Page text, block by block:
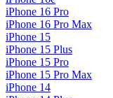
iPhone 16 Pro
iPhone 16 Pro Max
iPhone 15
iPhone 15 Plus
iPhone 15 Pro
iPhone 15 Pro Max
iPhone 14